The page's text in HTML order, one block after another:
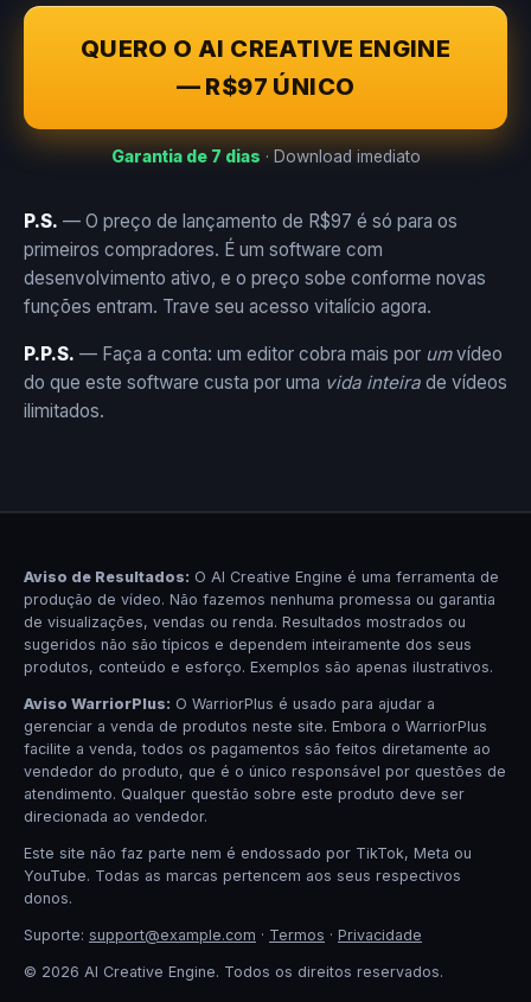
QUERO O AI CREATIVE ENGINE
— R$97 ÚNICO
Garantia de 7 dias · Download imediato
P.S. — O preço de lançamento de R$97 é só para os
primeiros compradores. É um software com
desenvolvimento ativo, e o preço sobe conforme novas
funções entram. Trave seu acesso vitalício agora.
P.P.S. — Faça a conta: um editor cobra mais por umvídeo
do que este software custa por uma vida inteira de vídeos
ilimitados.
Aviso de Resultados: O AI Creative Engine é uma ferramenta de
produção de vídeo. Não fazemos nenhuma promessa ou garantia
de visualizações, vendas ou renda. Resultados mostrados ou
sugeridos não são típicos e dependem inteiramente dos seus
produtos, conteúdo e esforço. Exemplos são apenas ilustrativos.
Aviso WarriorPlus: O WarriorPlus é usado para ajudar a
gerenciar a venda de produtos neste site. Embora o WarriorPlus
facilite a venda, todos os pagamentos são feitos diretamente ao
vendedor do produto, que é o único responsável por questões de
atendimento. Qualquer questão sobre este produto deve ser
direcionada ao vendedor.
Este site não faz parte nem é endossado por TikTok, Meta ou
YouTube. Todas as marcas pertencem aos seus respectivos
donos.
Suporte: support@example.com · Termos · Privacidade
© 2026 AI Creative Engine. Todos os direitos reservados.